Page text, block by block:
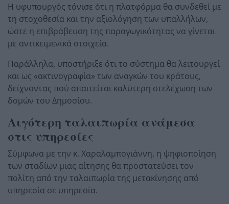
Η υφυπουργός τόνισε ότι η πλατφόρμα θα συνδεθεί με
τη στοχοθεσία και την αξιολόγηση των υπαλλήλων,
ώστε η επιβράβευση της παραγωγικότητας να γίνεται
με αντικειμενικά στοιχεία.
Παράλληλα, υποστήριξε ότι το σύστημα θα λειτουργεί
και ως «ακτινογραφία» των αναγκών του κράτους,
δείχνοντας πού απαιτείται καλύτερη στελέχωση των
δομών του Δημοσίου.
Λιγότερη ταλαιπωρία ανάμεσα
στις υπηρεσίες
Σύμφωνα με την κ. Χαραλαμπογιάννη, η ψηφιοποίηση
των σταδίων μιας αίτησης θα προστατεύσει τον
πολίτη από την ταλαιπωρία της μετακίνησης από
υπηρεσία σε υπηρεσία.